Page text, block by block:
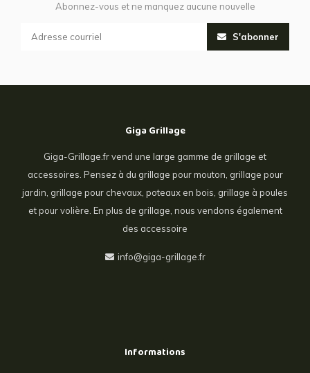
Abonnez-vous et ne manquez aucune nouvelle
S'abonner
Giga Grillage
Giga-Grillage.fr vend une large gamme de grillage et
accessoires. Pensez à du grillage pour mouton, grillage pour
jardin, grillage pour chevaux, poteaux en bois, grillage à poules
et pour volière. En plus de grillage, nous vendons également
des accessoire
info@giga-grillage.fr
Informations